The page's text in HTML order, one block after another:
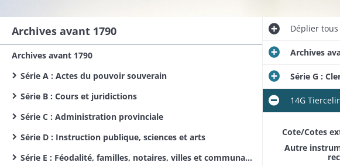
Archives avant 1790
Archives avant 1790
Série A : Actes du pouvoir souverain
Série B : Cours et juridictions
Série C : Administration provinciale
Série D : Instruction publique, sciences et arts
Série E : Féodalité, familles, notaires, villes et communautés d’habitants
Dépliertous
Archives
Série G :
14G
Cote/Cotes
Autre